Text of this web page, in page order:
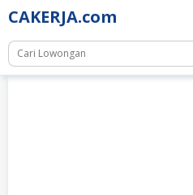
Skip
to
content
CAKERJA.com